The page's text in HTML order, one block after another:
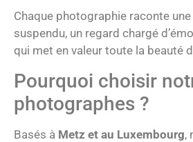
Chaque photographie raconte
suspendu, un regard chargé
qui met en valeur toute la beauté
Pourquoi choisir
photographes ?
Basés à Metz et au Luxembourg,